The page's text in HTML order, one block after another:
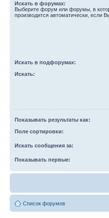
Искать в форумах:
Выберите форум или форумы, в
производится автоматически, если
Искать в подфорумах:
Искать:
Показывать результаты как:
Поле сортировки:
Искать сообщения за:
Показывать первые:
Список форумов